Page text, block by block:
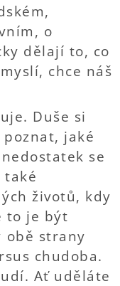
o
dělají to, co
chce náš
Duše si
jaké
se
také
životů, kdy
to je být
obě strany
chudoba.
Ať uděláte